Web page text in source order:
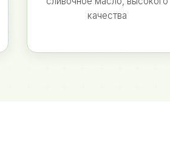
качества